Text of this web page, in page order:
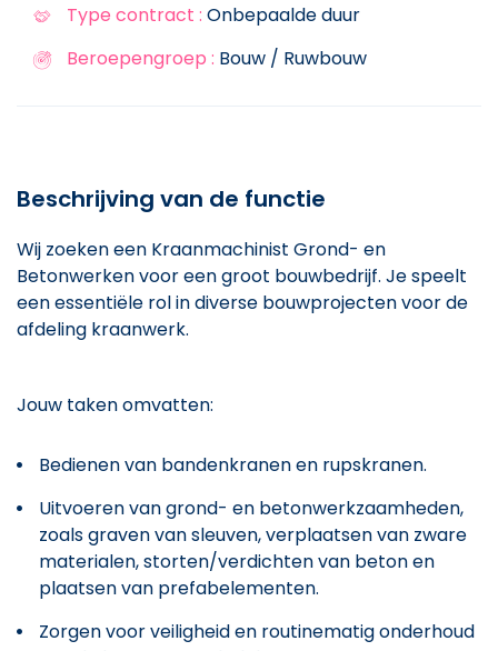
Type contract : Onbepaalde duur
Beroepengroep : Bouw / Ruwbouw
Beschrijving van de functie
Wij zoeken een Kraanmachinist Grond- en
Betonwerken voor een groot bouwbedrijf. Je speelt
een essentiële rol in diverse bouwprojecten voor de
afdeling kraanwerk.
Jouw taken omvatten:
Bedienen van bandenkranen en rupskranen.
Uitvoeren van grond- en betonwerkzaamheden,
zoals graven van sleuven, verplaatsen van zware
materialen, storten/verdichten van beton en
plaatsen van prefabelementen.
Zorgen voor veiligheid en routinematig onderhoud